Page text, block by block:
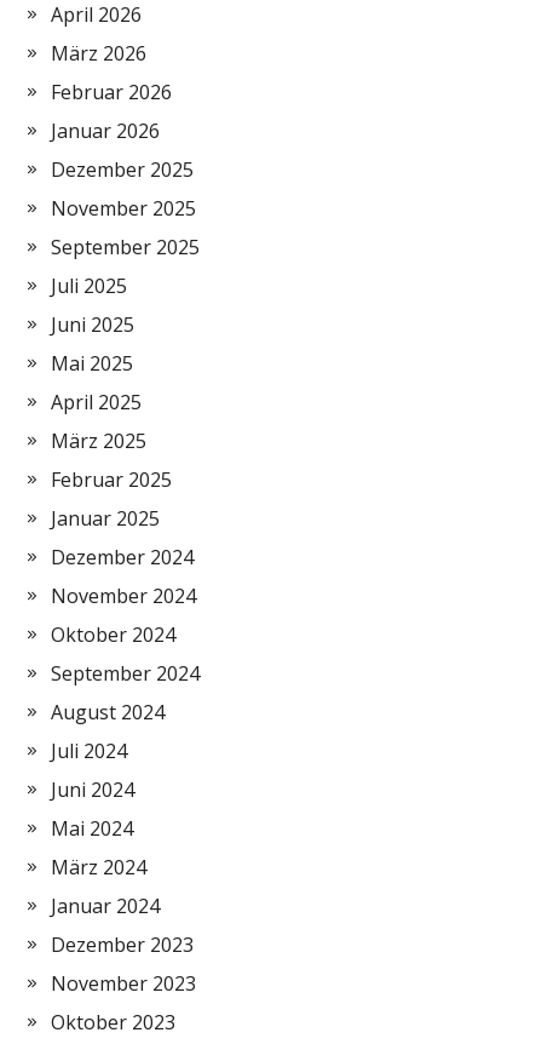
April 2026
März 2026
Februar 2026
Januar 2026
Dezember 2025
November 2025
September 2025
Juli 2025
Juni 2025
Mai 2025
April 2025
März 2025
Februar 2025
Januar 2025
Dezember 2024
November 2024
Oktober 2024
September 2024
August 2024
Juli 2024
Juni 2024
Mai 2024
März 2024
Januar 2024
Dezember 2023
November 2023
Oktober 2023